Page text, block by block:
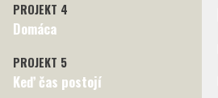
PROJEKT 4
Domáca
PROJEKT 5
Keď čas postojí